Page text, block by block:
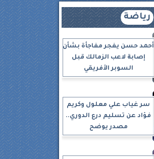
رياضة
أحمد حسن يفجر مفاجأة بشأن
إصابة لاعب الزمالك قبل
السوبر الأفريقي
سر غياب علي معلول وكريم
فؤاد عن تسليم درع الدوري..
مصدر يوضح